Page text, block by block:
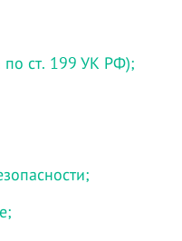
по ст. 199 УК РФ);